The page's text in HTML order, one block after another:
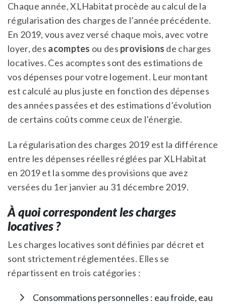
Chaque année, XLHabitat procède au calcul de la
régularisation des charges de l’année précédente.
En 2019, vous avez versé chaque mois, avec votre
loyer, des acomptes ou des provisions de charges
locatives. Ces acomptes sont des estimations de
vos dépenses pour votre logement. Leur montant
est calculé au plus juste en fonction des dépenses
des années passées et des estimations d’évolution
de certains coûts comme ceux de l’énergie.
La régularisation des charges 2019 est la différence
entre les dépenses réelles réglées par XLHabitat
en 2019 et la somme des provisions que avez
versées du 1er janvier au 31 décembre 2019.
À quoicorrespondent les charges
locatives ?
Les charges locatives sont définies par décret et
sont strictement réglementées. Elles se
répartissent en trois catégories :
Consommations personnelles : eau froide, eau